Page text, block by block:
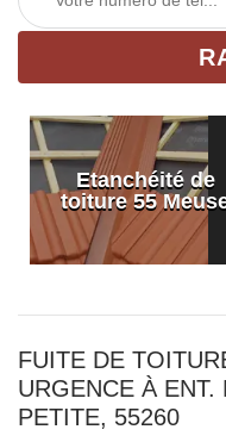
Etanchéité de
toiture 55
FUITE DE
URGENCE À
PETITE, 55260